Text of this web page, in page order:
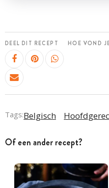
DEEL DIT RECEPT HOE VOND
Tags:Belgisch
Of een ander recept?